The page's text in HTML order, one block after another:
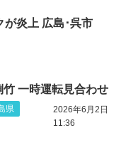
が炎上 広島･呉市
一時運転見合わせ
県
2026年6月2日
11:36